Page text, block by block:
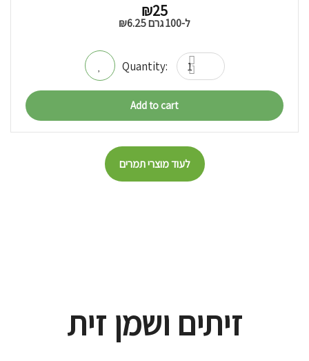
₪25
₪6.25 ל-100 גרם
Add to cart
לעוד מוצרי תמרים
זיתים ושמן זית